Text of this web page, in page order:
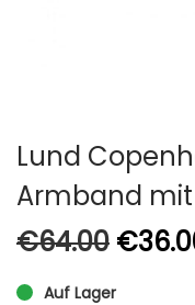
Lund
Armband
€64.00 €
Auf Lager